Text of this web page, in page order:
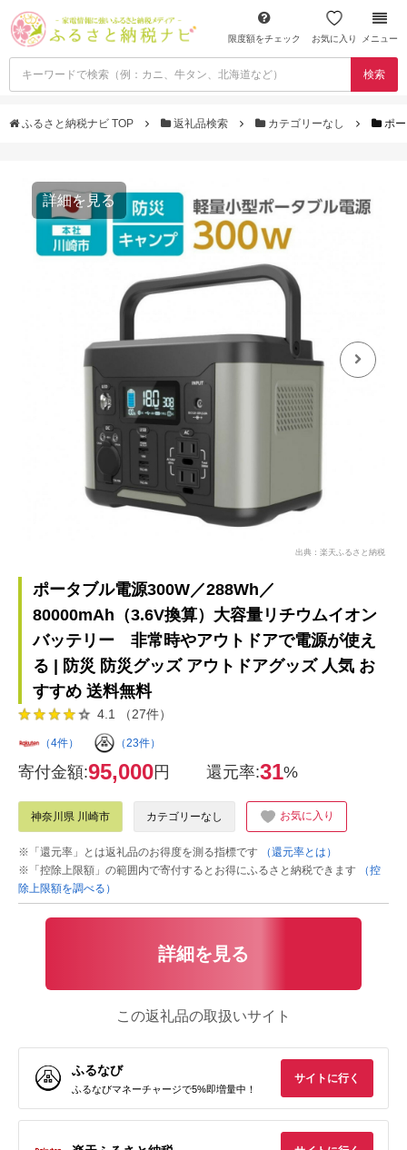
限度額をチェック お気に入り メニュー
検索
ふるさと納税ナビ TOP 返礼品検索 カテゴリーなし ポ
詳細を見る
出典：楽天ふるさと納税
ポータブル電源300W／288Wh／
80000mAh（3.6V換算）大容量リチウムイオン
バッテリー 非常時やアウトドアで電源が使え
る | 防災 防災グッズ アウトドアグッズ 人気 お
すすめ 送料無料
4.1 （27件）
（4件） （23件）
寄付金額:95,000円 還元率:31%
神奈川県 川崎市 カテゴリーなし お気に入り
※「還元率」とは返礼品のお得度を測る指標です
（還元率とは）
※「控除上限額」の範囲内で寄付するとお得にふるさと納税できます
（控
除上限額を調べる）
詳細を見る
この返礼品の取扱いサイト
ふるなび
ふるなびマネーチャージで5%即増量中！
サイトに行く